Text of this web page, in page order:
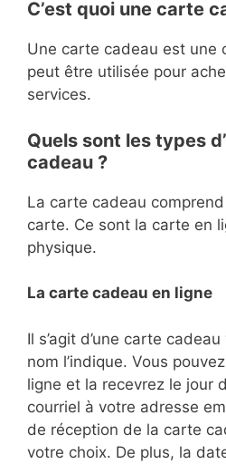
C’est quoi une carte
Une carte cadeau est une
peut être utilisée pour
services.
Quels sont les types
cadeau ?
La carte cadeau
carte. Ce sont la carte en
physique.
La carte cadeau en ligne
Il s’agit d’une carte
nom l’indique. Vous
ligne et la recevrez le jour
courriel à votre adresse
de réception de la carte
votre choix. De plus, la